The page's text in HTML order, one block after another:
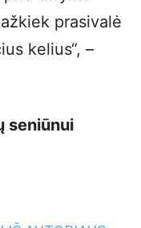
prasivalė
kelius“, –
seniūnui